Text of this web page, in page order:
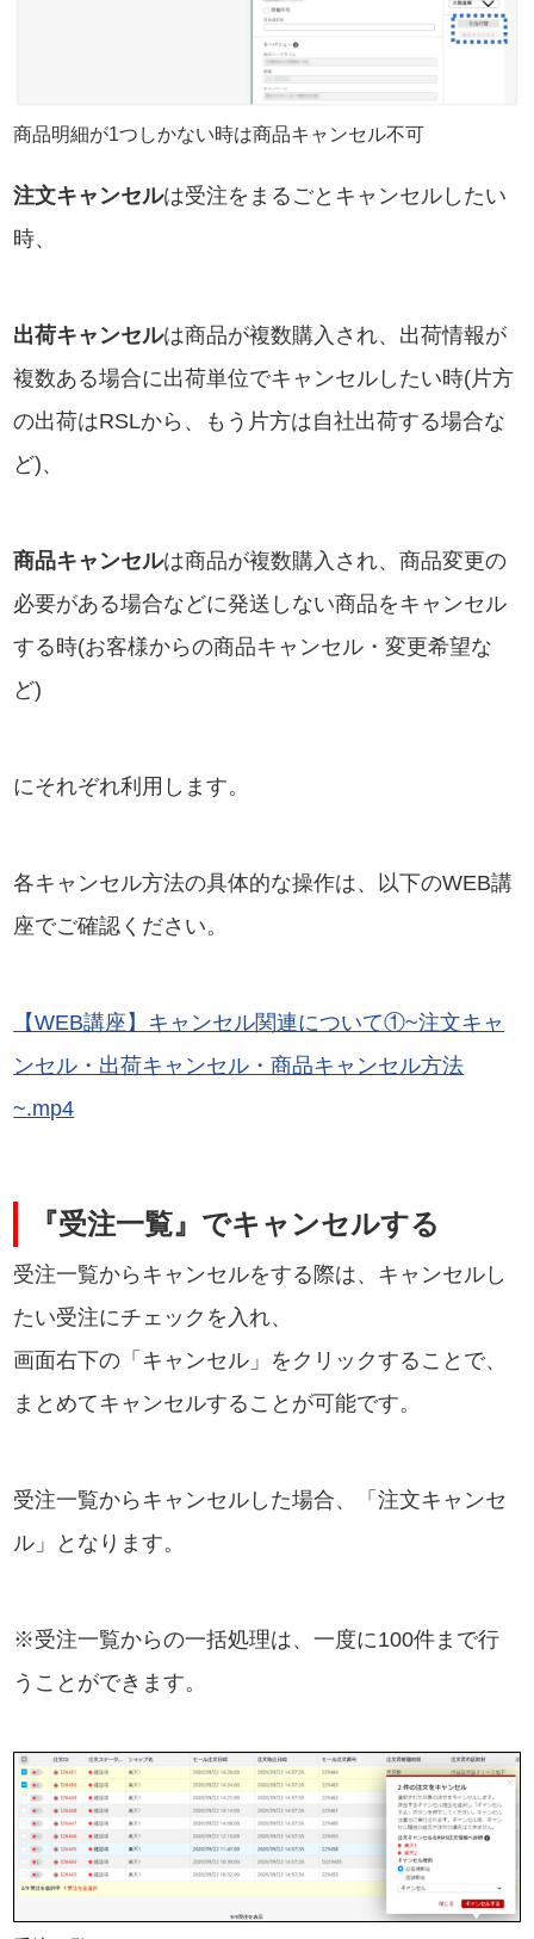
商品明細が1つしかない時は商品キャンセル不可
注文キャンセルは受注をまるごとキャンセルしたい
時、
出荷キャンセルは商品が複数購入され、出荷情報が
複数ある場合に出荷単位でキャンセルしたい時(片方
の出荷はRSLから、もう片方は自社出荷する場合な
ど)、
商品キャンセルは商品が複数購入され、商品変更の
必要がある場合などに発送しない商品をキャンセル
する時(お客様からの商品キャンセル・変更希望な
ど)
にそれぞれ利用します。
各キャンセル方法の具体的な操作は、以下のWEB講
座でご確認ください。
【WEB講座】キャンセル関連について①~注文キャ
ンセル・出荷キャンセル・商品キャンセル方法
~.mp4
『受注一覧』でキャンセルする
受注一覧からキャンセルをする際は、キャンセルし
たい受注にチェックを入れ、
画面右下の「キャンセル」をクリックすることで、
まとめてキャンセルすることが可能です。
受注一覧からキャンセルした場合、「注文キャンセ
ル」となります。
※受注一覧からの一括処理は、一度に100件まで行
うことができます。